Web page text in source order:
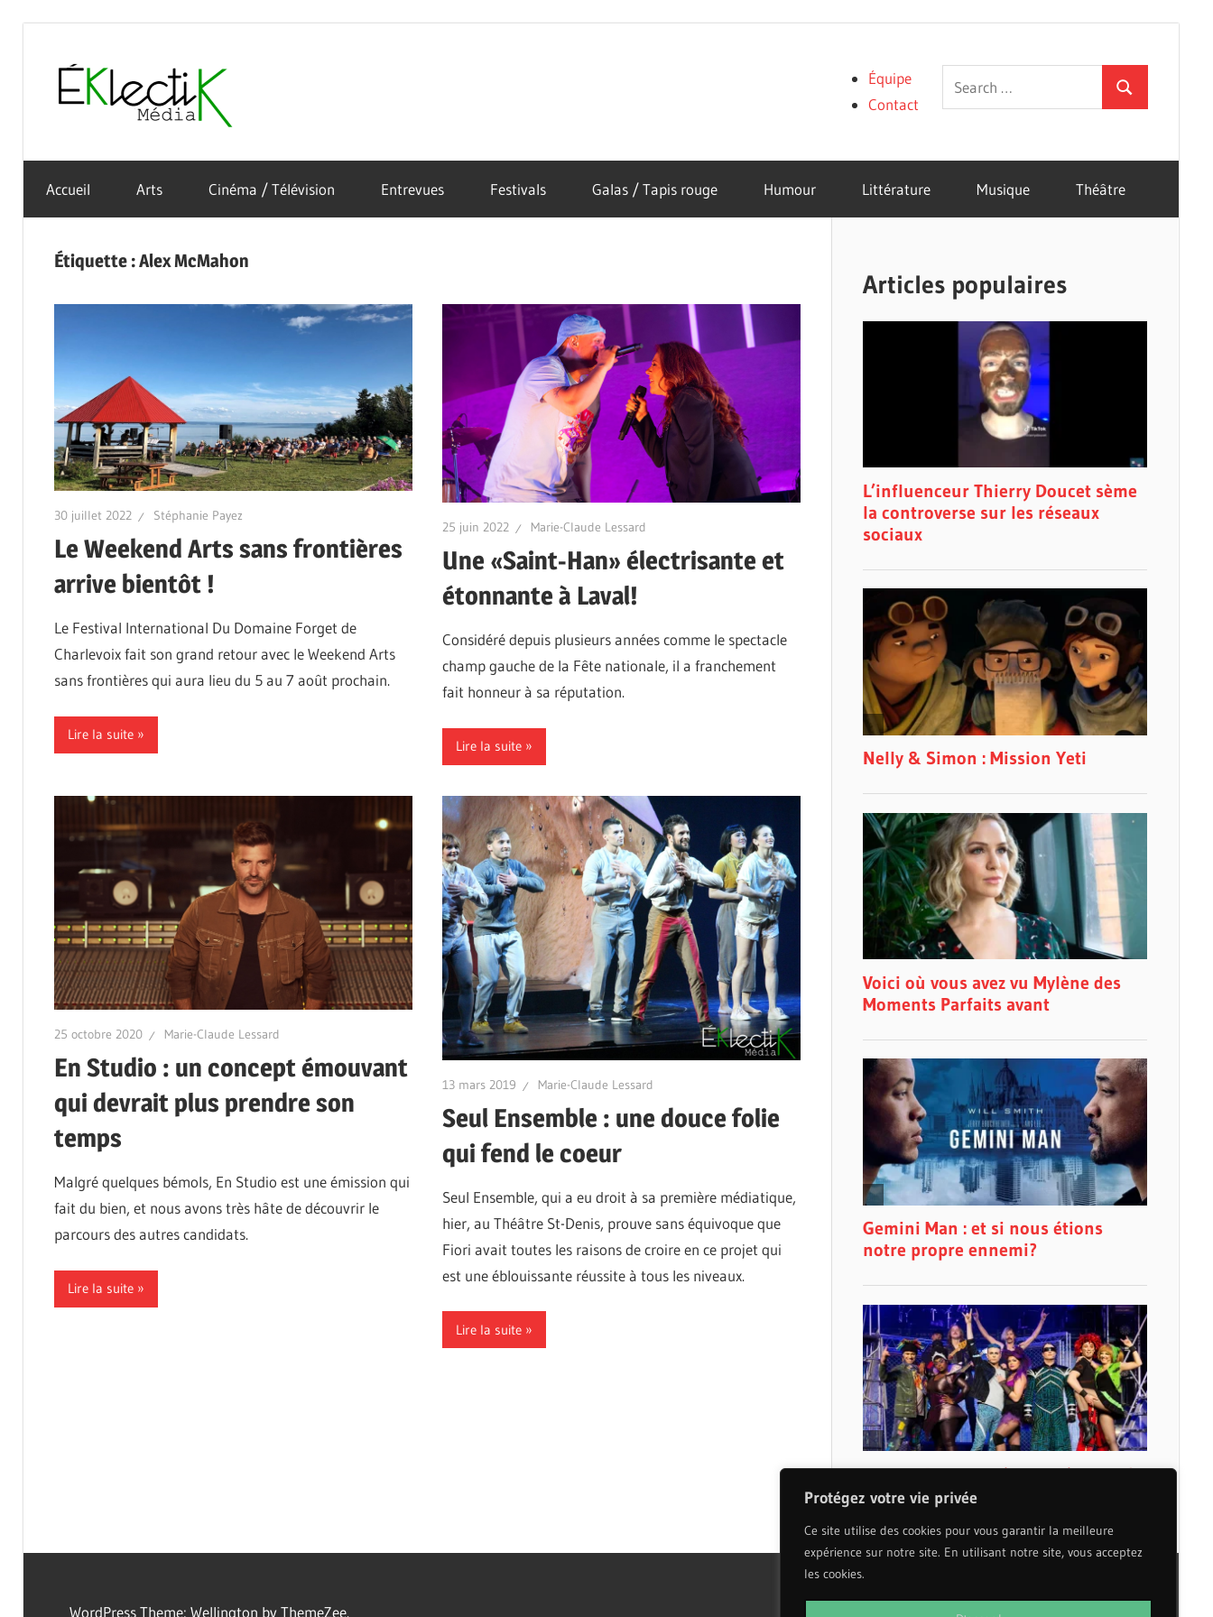
Protégez votre vie privée
Ce site utilise des cookies pour vous garantir la meilleure
expérience sur notre site. En utilisant notre site, vous acceptez
les cookies.
content
Média
culture
sous
toutes
formes
Search
for:
Search
Équipe
Contact
Accueil Arts Cinéma / Télévision Entrevues Festivals Galas / Tapis rouge Humour Littérature Musique Théâtre
Étiquette :Alex McMahon
30 juillet 2022 Stéphanie Payez
Le Weekend Arts sans frontières
arrive bientôt !
Le Festival International Du Domaine Forget de
Charlevoix fait son grand retour avec le Weekend Arts
sans frontières qui aura lieu du 5 au 7 août prochain.
Lire la suite
25 juin 2022 Marie-Claude Lessard
Une «Saint-Han» électrisante et
étonnante à Laval!
Considéré depuis plusieurs années comme le spectacle
champ gauche de la Fête nationale, il a franchement
fait honneur à sa réputation.
Lire la suite
25 octobre 2020 Marie-Claude Lessard
En Studio : un concept émouvant
qui devrait plus prendre son
temps
Malgré quelques bémols, En Studio est une émission qui
fait du bien, et nous avons très hâte de découvrir le
parcours des autres candidats.
Lire la suite
13 mars 2019 Marie-Claude Lessard
Seul Ensemble : une douce folie
qui fend le coeur
Seul Ensemble, qui a eu droit à sa première médiatique,
hier, au Théâtre St-Denis, prouve sans équivoque que
Fiori avait toutes les raisons de croire en ce projet qui
est une éblouissante réussite à tous les niveaux.
Lire la suite
Articles populaires
WordPress Theme: Wellington by ThemeZee.